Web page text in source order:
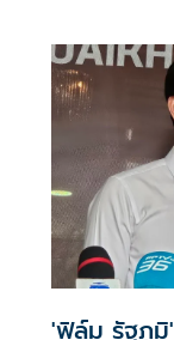
กำหนดเวลา มีกา
เงียบ จนเป็นที่ม
กลายเป็นกระแส
'ฟิล์ม รัฐภู